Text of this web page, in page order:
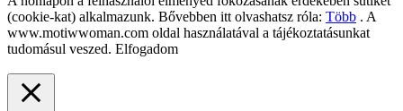
(cookie-kat) alkalmazunk. Bővebben itt olvashatsz róla: Több . A
www.motiwwoman.com oldal használatával a tájékoztatásunkat
tudomásul veszed. Elfogadom